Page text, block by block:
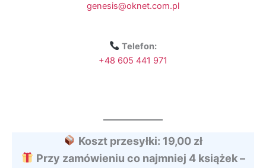
genesis@oknet.com.pl
Telefon:
+48 605 441 971
Koszt przesyłki: 19,00 zł
Przy zamówieniu co najmniej 4 książek –